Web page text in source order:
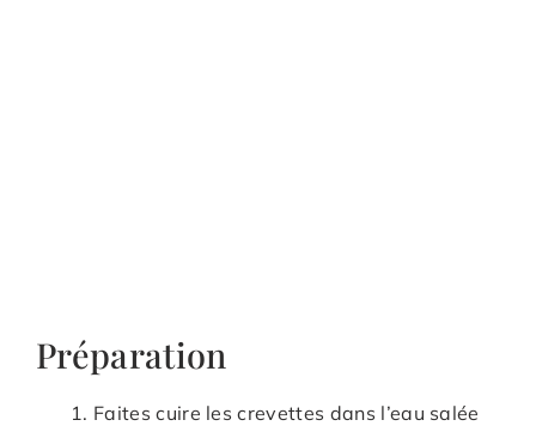
Préparation
Faites cuire les crevettes dans l’eau salée